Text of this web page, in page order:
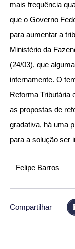
mais frequência
que o Governo
para aumentar a
Ministério da
(24/03), que
internamente. O
Reforma Tributária
as propostas de
gradativa, há uma
para a solução ser
– Felipe Barros
Compartilhar